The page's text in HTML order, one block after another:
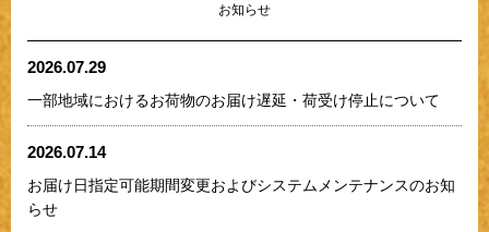
お知らせ
2026.07.29
一部地域におけるお荷物のお届け遅延・荷受け停止について
2026.07.14
お届け日指定可能期間変更およびシステムメンテナンスのお知
らせ